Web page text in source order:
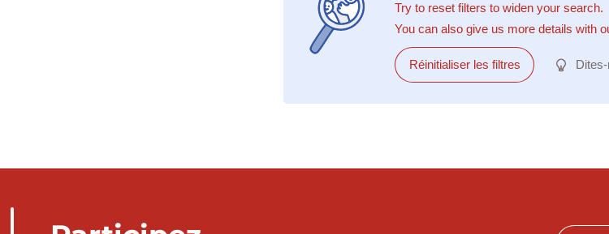
Try to reset filters to widen your search.
You can also give us more details with
Réinitialiser les filtres